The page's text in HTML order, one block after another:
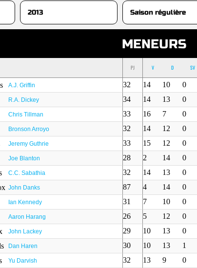
MENEURS
PJ V D SV
A.J. Griffin 32 14 10 0
R.A. Dickey 34 14 13 0
Chris Tillman 33 16 7 0
Bronson Arroyo 32 14 12 0
Jeremy Guthrie 33 15 12 0
Joe Blanton 28 2 14 0
C.C. Sabathia 32 14 13 0
John Danks 87 4 14 0
Ian Kennedy 31 7 10 0
Aaron Harang 26 5 12 0
John Lackey 29 10 13 0
Dan Haren 30 10 13 1
Yu Darvish 32 13 9 0